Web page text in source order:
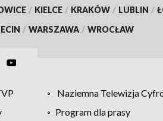
/ KIELCE / KRAKÓW / LUBLIN /
/ WARSZAWA / WROCŁAW
Naziemna Telewizja
Program dla prasy